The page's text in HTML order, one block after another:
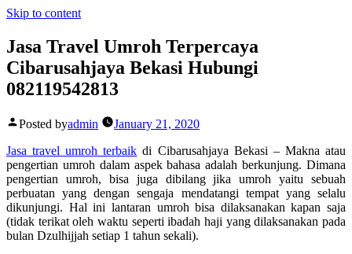
Skip to content
Jasa Travel Umroh Terpercaya
Cibarusahjaya Bekasi Hubungi
082119542813
Posted byadmin
January 21, 2020
Jasa travel umroh terbaik di Cibarusahjaya Bekasi – Makna atau
pengertian umroh dalam aspek bahasa adalah berkunjung. Dimana
pengertian umroh, bisa juga dibilang jika umroh yaitu sebuah
perbuatan yang dengan sengaja mendatangi tempat yang selalu
dikunjungi. Hal ini lantaran umroh bisa dilaksanakan kapan saja
(tidak terikat oleh waktu seperti ibadah haji yang dilaksanakan pada
bulan Dzulhijjah setiap 1 tahun sekali).